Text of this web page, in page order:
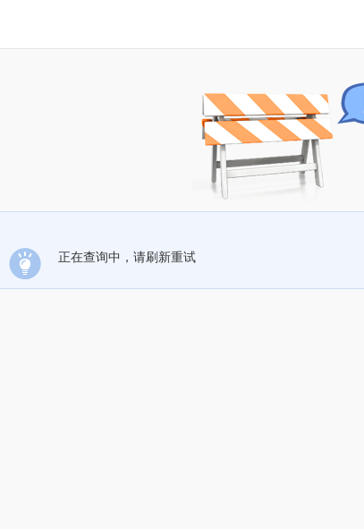
正在查询中，请刷新重试